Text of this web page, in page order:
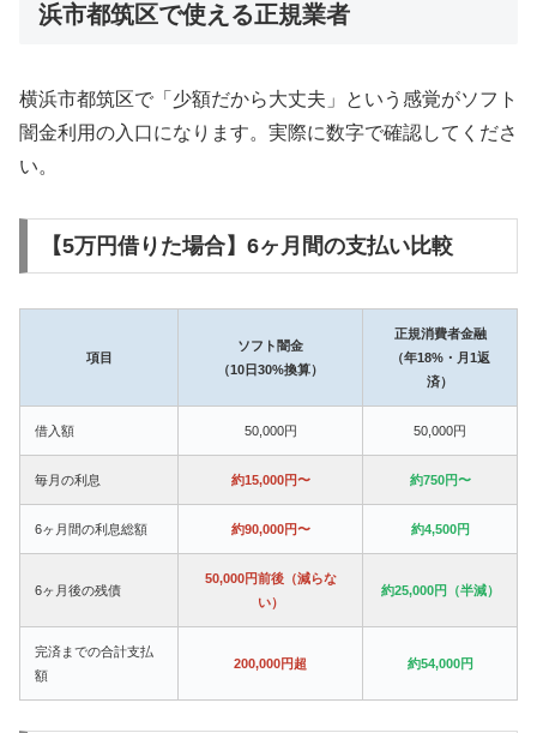
浜市都筑区で使える正規業者
横浜市都筑区で「少額だから大丈夫」という感覚がソフト
闇金利用の入口になります。実際に数字で確認してくださ
い。
【5万円借りた場合】6ヶ月間の支払い比較
項目
ソフト闇金
（10日30%換算）
正規消費者金融
（年18%・月1返
済）
借入額 50,000円 50,000円
毎月の利息 約15,000円〜 約750円〜
6ヶ月間の利息総額 約90,000円〜 約4,500円
6ヶ月後の残債
50,000円前後（減らな
い）
約25,000円（半減）
完済までの合計支払
額
200,000円超 約54,000円